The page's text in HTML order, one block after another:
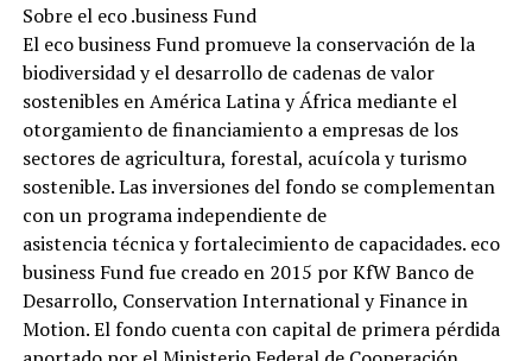
Sobre el eco .business Fund
El eco business Fund promueve la conservación de la
biodiversidad y el desarrollo de cadenas de valor
sostenibles en América Latina y África mediante el
otorgamiento de financiamiento a empresas de los
sectores de agricultura, forestal, acuícola y turismo
sostenible. Las inversiones del fondo se complementan
con un programa independiente de
asistencia técnica y fortalecimiento de capacidades. eco
business Fund fue creado en 2015 por KfW Banco de
Desarrollo, Conservation International y Finance in
Motion. El fondo cuenta con capital de primera pérdida